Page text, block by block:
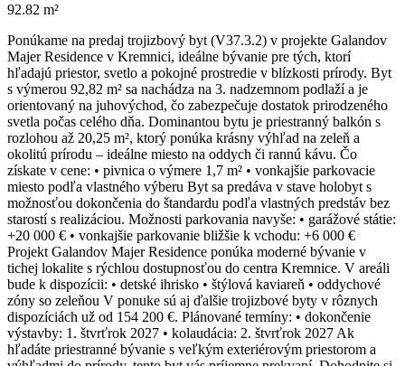
92.82 m²
Ponúkame na predaj trojizbový byt (V37.3.2) v projekte Galandov
Majer Residence v Kremnici, ideálne bývanie pre tých, ktorí
hľadajú priestor, svetlo a pokojné prostredie v blízkosti prírody. Byt
s výmerou 92,82 m² sa nachádza na 3. nadzemnom podlaží a je
orientovaný na juhovýchod, čo zabezpečuje dostatok prirodzeného
svetla počas celého dňa. Dominantou bytu je priestranný balkón s
rozlohou až 20,25 m², ktorý ponúka krásny výhľad na zeleň a
okolitú prírodu – ideálne miesto na oddych či rannú kávu. Čo
získate v cene: • pivnica o výmere 1,7 m² • vonkajšie parkovacie
miesto podľa vlastného výberu Byt sa predáva v stave holobyt s
možnosťou dokončenia do štandardu podľa vlastných predstáv bez
starostí s realizáciou. Možnosti parkovania navyše: • garážové státie:
+20 000 € • vonkajšie parkovanie bližšie k vchodu: +6 000 €
Projekt Galandov Majer Residence ponúka moderné bývanie v
tichej lokalite s rýchlou dostupnosťou do centra Kremnice. V areáli
bude k dispozícii: • detské ihrisko • štýlová kaviareň • oddychové
zóny so zeleňou V ponuke sú aj ďalšie trojizbové byty v rôznych
dispozíciách už od 154 200 €. Plánované termíny: • dokončenie
výstavby: 1. štvrťrok 2027 • kolaudácia: 2. štvrťrok 2027 Ak
hľadáte priestranné bývanie s veľkým exteriérovým priestorom a